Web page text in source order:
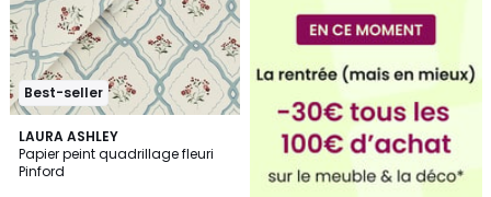
Best-seller
LAURA ASHLEY
Papier peint quadrillage fleuri
Pinford